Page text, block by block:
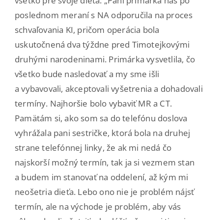
poslednom meraní s NA odporučila na proces
schvaľovania KI, pričom operácia bola
uskutočnená dva týždne pred Timotejkovými
druhými narodeninami. Primárka vysvetlila, čo
všetko bude nasledovať a my sme išli
a vybavovali, akceptovali vyšetrenia a dohadovali
termíny. Najhoršie bolo vybaviť MR a CT.
Pamätám si, ako som sa do telefónu doslova
vyhrážala pani sestričke, ktorá bola na druhej
strane telefónnej linky, že ak mi nedá čo
najskorší možný termín, tak ja si vezmem stan
a budem im stanovať na oddelení, až kým mi
neošetria dieťa. Lebo ono nie je problém nájsť
termín, ale na východe je problém, aby vás